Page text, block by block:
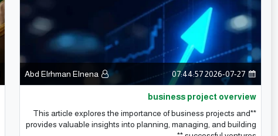
2026-07-27 07:44:57
Abd Elrhman Elnena
business project overview
**This article explores the importance of business projects and
provides valuable insights into planning, managing, and building